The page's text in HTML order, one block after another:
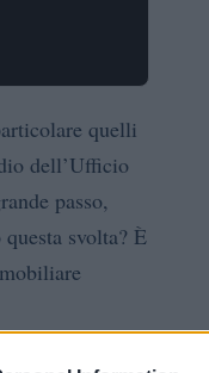
quelli
dell’Ufficio
passo,
svolta? È